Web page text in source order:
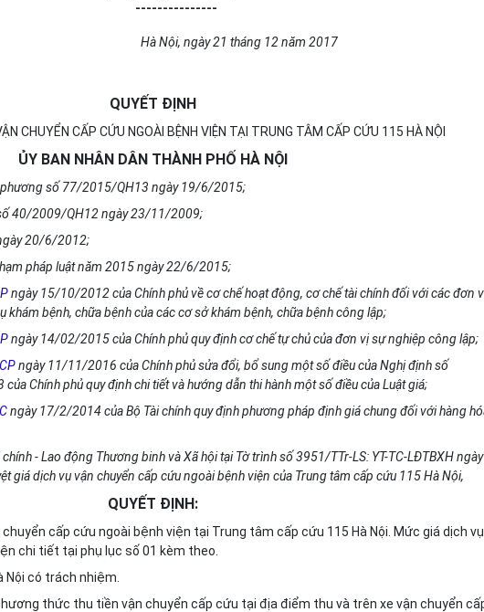
---------------
Hà Nội, ngày 21 tháng 12 năm 2017
QUYẾT ĐỊNH
CHUYỂN CẤP CỨU NGOÀI BỆNH VIỆN TẠI TRUNG TÂM CẤP CỨU 115 HÀ NỘI
ỦY BAN NHÂN DÂN THÀNH PHỐ HÀ NỘI
phương số 77/2015/QH13 ngày 19/6/2015;
ố40/2009/QH12 ngày 23/11/2009;
20/6/2012;
pháp luật năm 2015 ngày 22/6/2015;
ngày 15/10/2012 của Chính phủ về cơ chế hoạt động, cơ chế tài chính đối với các đơn
khám bệnh, chữa bệnh của các cơ sở khám bệnh, chữa bệnh công lập;
ngày 14/02/2015 của Chính phủ quy định cơ chế tự chủ của đơn vị sự nghiệp công lập;
ngày 11/11/2016 của Chính phủ sửa đổi, bổ sung một số điều của Nghị định số
Chính phủ quy định chi tiết và hướng dẫn thi hành một số điều của Luật giá;
ngày 17/2/2014 của Bộ Tài chính quy định phương pháp định giáchung đối với hàng
chính - Lao động Thương binh và Xã hội tại Tờ trình số 3951/TTr-LS: YT-TC-LĐTBXH ngày
giá dịch vụ vận chuyển cấp cứu ngoài bệnh viện của Trung tâm cấp cứu 115 Hà Nội,
QUYẾT ĐỊNH:
cấp cứu ngoài bệnh viện tại Trung tâm cấp cứu 115 Hà Nội. Mức giá dịch vụ
chi tiết tại phụ lục số 01 kèm theo.
Nội có trách nhiệm.
thức thu tiền vận chuyển cấp cứu tại địa điểm thu và trên xe vận chuyển